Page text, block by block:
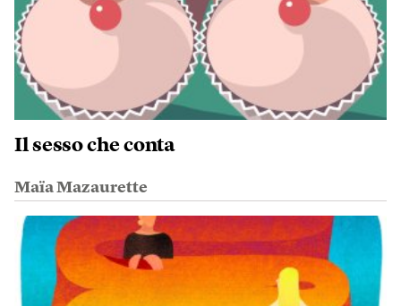
Il sesso che conta
Maïa Mazaurette